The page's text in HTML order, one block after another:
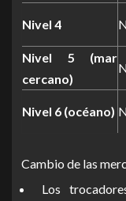
Nivel 4
Nivel 5 (mar
cercano)
Nivel 6 (océano)
Cambio de las
Los